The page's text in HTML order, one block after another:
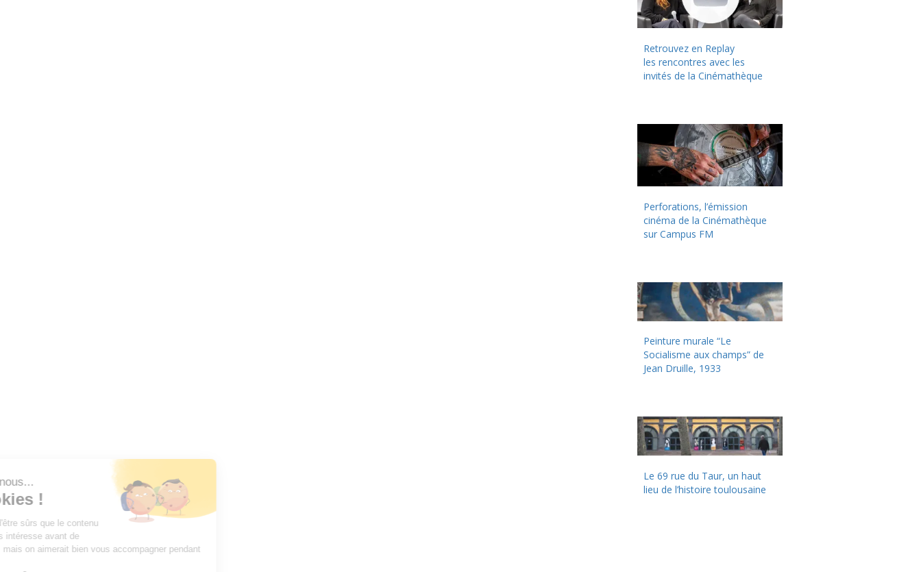
Retrouvez en Replay
les rencontres avec les
invités de la Cinémathèque
Perforations, l’émission
cinéma de la Cinémathèque
sur Campus FM
Peinture murale “Le
Socialisme aux champs” de
Jean Druille, 1933
Le 69 rue du Taur, un haut
lieu de l’histoire toulousaine